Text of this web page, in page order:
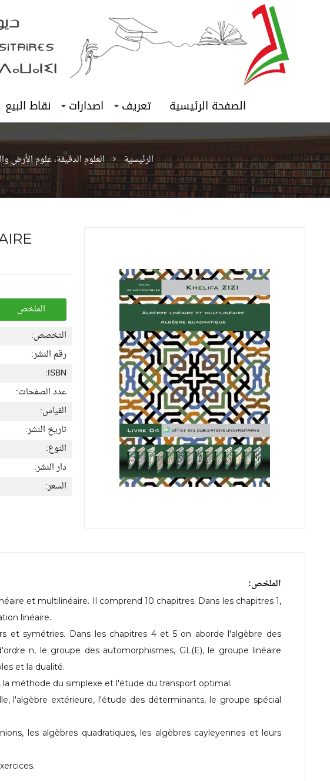
الصفحة الرئيسية تعريف اصدارات نقاط البيع
الرئيسية العلوم الدقيقة، علوم الأرض
الملخص
التخصص:
رقم النشر:
ISBN:
عدد الصفحات:
القياس:
تاريخ النشر:
النوع:
دار النشر:
السعر:
الملخص:
et multilinéaire. Il comprend 10 chapitres. Dans les chapitres 1,
linéaire.
et symétries. Dans les chapitres 4 et 5 on aborde l'algèbre des
n, le groupe des automorphismes, GL(E), le groupe linéaire
et la dualité.
méthode du simplexe et l'étude du transport optimal.
l'algèbre extérieure, l'étude des déterminants, le groupe spécial
les algèbres quadratiques, les algèbres cayleyennes et leurs